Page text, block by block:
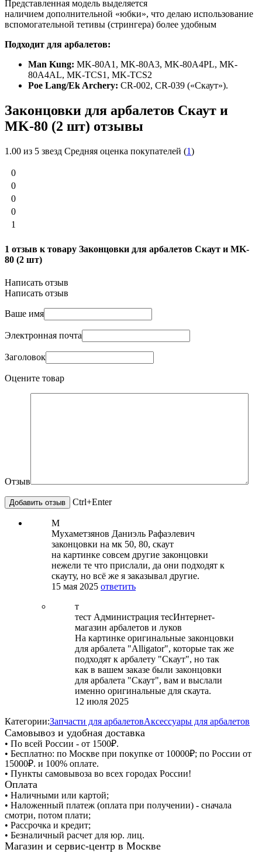
Представленная модель выделяется
наличием дополнительной «юбки», что делаю использование
вспомогательной тетивы (стрингера) более удобным
Подходит для арбалетов:
Man Kung: MK-80A1, MK-80A3, MK-80A4PL, MK-
80A4AL, MK-TCS1, MK-TCS2
Poe Lang/Ek Archery: CR-002, CR-039 («Скаут»).
Законцовки для арбалетов Скаут и
MK-80 (2 шт) отзывы
1.00 из 5 звезд Средняя оценка покупателей (1)
0
0
0
0
1
1 отзыв к товару Законцовки для арбалетов Скаут и MK-
80 (2 шт)
Написать отзыв
Написать отзыв
Ваше имя
Электронная почта
Заголовок
Оцените товар
Отзыв
Ctrl+Enter
М
Мухаметзянов Даниэль Рафаэлевич
законцовки на мк 50, 80, скаут
на картинке совсем другие законцовки
нежели те что прислали, да они подходят к
скауту, но всё же я заказывал другие.
15 мая 2025 ответить
т
тест Администрация тесИнтернет-
магазин арбалетов и луков
На картинке оригинальные законцовки
для арбалета "Alligator", которые так же
подходят к арбалету "Скаут", но так
как в вашем заказе были законцовки
для арбалета "Скаут", вам и выслали
именно оригинальные для скаута.
12 июля 2025
Категории:Запчасти для арбалетовАксессуары для арбалетов
Самовывоз и удобная доставка
• По всей России - от 1500₽.
• Бесплатно: по Москве при покупке от 10000₽; по России от
15000₽. и 100% оплате.
• Пункты самовывоза во всех городах России!
Оплата
• Наличными или картой;
• Наложенный платеж (оплата при получении) - сначала
смотри, потом плати;
• Рассрочка и кредит;
• Безналичный расчет для юр. лиц.
Магазин и сервис-центр в Москве